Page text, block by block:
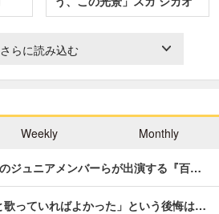
と…
さらに読み込む
Weekly Monthly
ジュニアメンバーらが出演する『百…
っていればよかった」という後悔は…